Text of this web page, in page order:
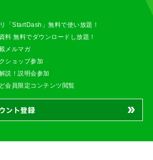
「StartDash」無料で使い放題！
料 無料でダウンロードし放題！
メルマガ
ショップ参加
説！説明会参加
会員限定コンテンツ閲覧
ント登録